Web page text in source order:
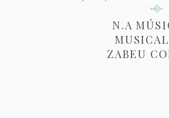
N.A
ZABEU